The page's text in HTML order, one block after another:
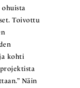
ohuista
Toivottu
kohti
Näin